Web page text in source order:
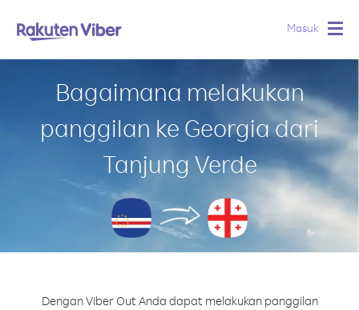
Masuk
Bagaimana melakukan
panggilan ke Georgia dari
Tanjung Verde
Dengan Viber Out Anda dapat melakukan panggilan